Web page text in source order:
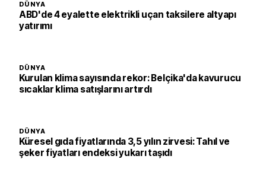
DÜNYA
ABD'de 4 eyalette elektrikli uçan taksilere altyapı
yatırımı
DÜNYA
Kurulan klima sayısında rekor: Belçika'da kavurucu
sıcaklar klima satışlarını artırdı
DÜNYA
Küresel gıda fiyatlarında 3,5 yılın zirvesi: Tahıl ve
şeker fiyatları endeksi yukarı taşıdı